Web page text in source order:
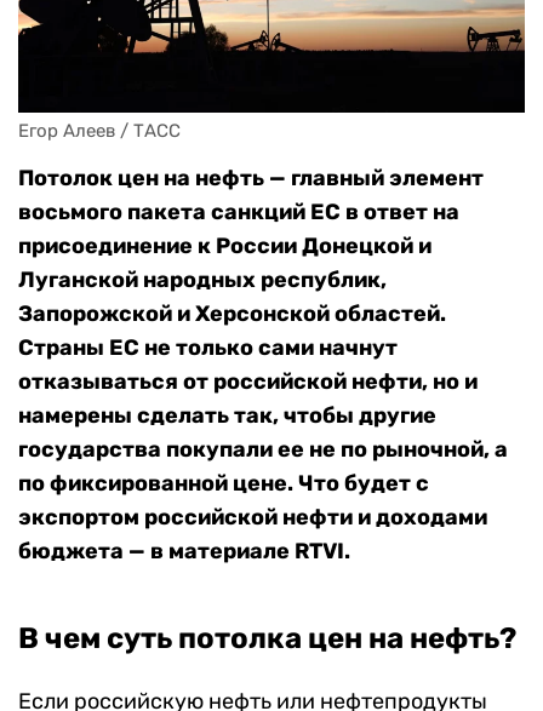
Егор Алеев / ТАСС
Потолок цен на нефть — главный элемент
восьмого пакета санкций ЕС в ответ на
присоединение к России Донецкой и
Луганской народных республик,
Запорожской и Херсонской областей.
Страны ЕС не только сами начнут
отказываться от российской нефти, но и
намерены сделать так, чтобы другие
государства покупали ее не по рыночной, а
по фиксированной цене. Что будет с
экспортом российской нефти и доходами
бюджета — в материале RTVI.
В чем суть потолка цен на нефть?
Если российскую нефть или нефтепродукты